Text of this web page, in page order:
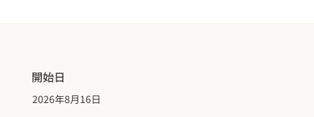
開始日
2026年8月16日